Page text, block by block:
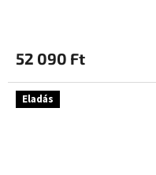
52 090 Ft
Eladás